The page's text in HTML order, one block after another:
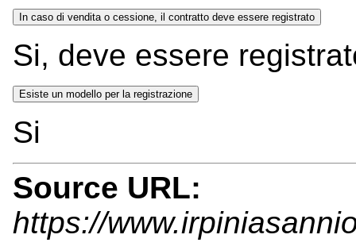
In caso di vendita o cessione, il contratto deve essere registrato
Si, deve essere
Esiste un modello per la registrazione
Si
Source URL:
https://